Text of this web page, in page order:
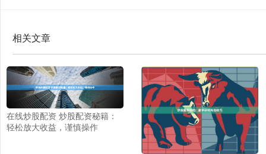
相关文章
在线炒股配资 炒股配资秘籍：
轻松放大收益，谨慎操作